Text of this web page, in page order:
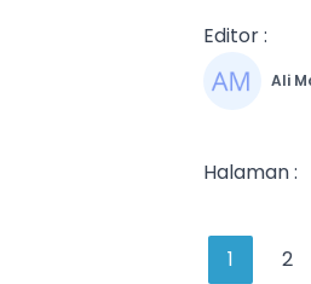
Editor :
Ali
Halaman :
1 2